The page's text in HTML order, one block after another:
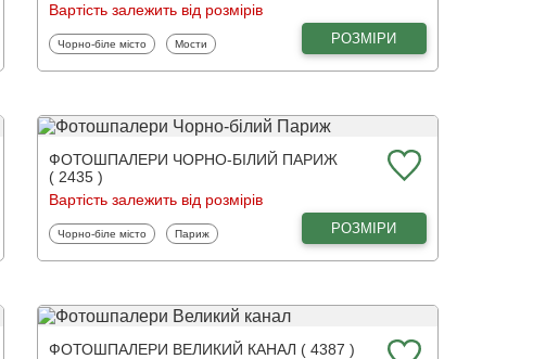
Вартість залежить від розмірів
Фотошпалери
Чорно-біле місто Фотошпалери
Мости РОЗМІРИ
ФОТОШПАЛЕРИ ЧОРНО-БІЛИЙ ПАРИЖ
( 2435 )
Вартість залежить від розмірів
Фотошпалери
Чорно-біле місто Фотошпалери
Париж РОЗМІРИ
ФОТОШПАЛЕРИ ВЕЛИКИЙ КАНАЛ ( 4387 )